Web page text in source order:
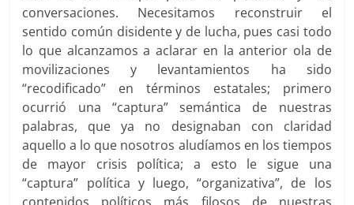
conversaciones. Necesitamos reconstruir el
sentido común disidente y de lucha, pues casi todo
lo que alcanzamos a aclarar en la anterior ola de
movilizaciones y levantamientos ha sido
“recodificado” en términos estatales; primero
ocurrió una “captura” semántica de nuestras
palabras, que ya no designaban con claridad
aquello a lo que nosotros aludíamos en los tiempos
de mayor crisis política; a esto le sigue una
“captura” política y luego, “organizativa”, de los